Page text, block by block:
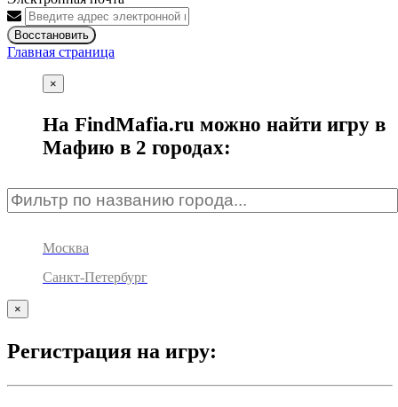
Восстановить
Главная страница
×
На FindMafia.ru можно найти игру в
Мафию в 2 городах:
Москва
Санкт-Петербург
×
Регистрация на игру: